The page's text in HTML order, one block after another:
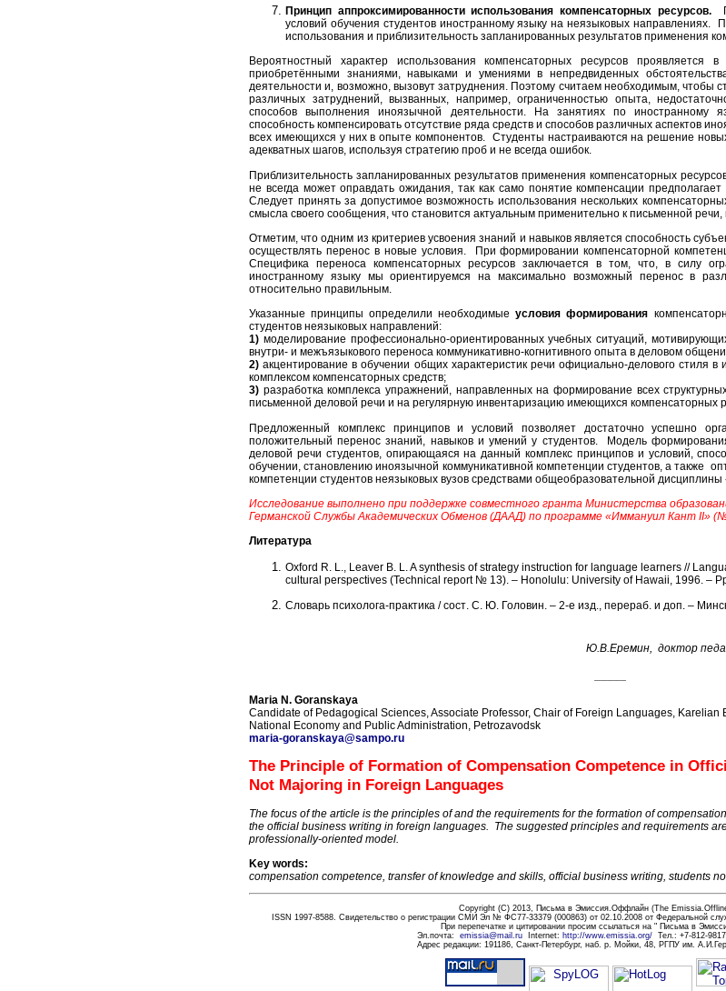
Принцип аппроксимированности использования компенсаторных ресурсов.
условий обучения студентов иностранному языку на неязыковых направлениях.
использования и приблизительность запланированных результатов применения
Вероятностный характер использования компенсаторных ресурсов проявляется в
приобретёнными знаниями, навыками и умениями в непредвиденных
деятельности и, возможно, вызовут затруднения. Поэтому считаем необходимым, чтобы
различных затруднений, вызванных, например, ограниченностью опыта,
способов выполнения иноязычной деятельности. На занятиях по иностранному
способность компенсировать отсутствие ряда средств и способов различных аспектов
всех имеющихся у них в опыте компонентов. Студенты настраиваются на решение
адекватных шагов, используя стратегию проб и не всегда ошибок.
Приблизительность запланированных результатов применения компенсаторных
не всегда может оправдать ожидания, так как само понятие компенсации
Следует принять за допустимое возможность использования нескольких
смысла своего сообщения, что становится актуальным применительно к письменной речи,
Отметим, что одним из критериев усвоения знаний и навыков является способность
осуществлять перенос в новые условия. При формировании компенсаторной
Специфика переноса компенсаторных ресурсов заключается в том, что, в силу
иностранному языку мы ориентируемся на максимально возможный перенос в
относительно правильным.
Указанные принципы определили необходимыеусловия формирования
студентов неязыковых направлений:
1) моделирование профессионально-ориентированных учебных ситуаций,
внутри- и межъязыкового переноса коммуникативно-когнитивного опыта в деловом
2)акцентирование в обучении общих характеристик речи официально-делового стиля
комплексом компенсаторных средств;
3) разработка комплекса упражнений, направленных на формирование всех
письменной деловой речи и на регулярную инвентаризацию имеющихся компенсаторных
Предложенный комплекс принципов и условий позволяет достаточно успешно
положительный перенос знаний, навыков и умений у студентов. Модель
деловой речи студентов, опирающаяся на данный комплекс принципов и условий,
обучении, становлению иноязычной коммуникативной компетенции студентов, а также
компетенции студентов неязыковых вузов средствами общеобразовательной
Исследование выполнено при поддержке совместного гранта Министерства
Германской Службы Академических Обменов (ДААД) по программе «Иммануил Кант II»
Литература
Oxford R. L., Leaver B. L. A synthesis of strategy instruction for language learners //
cultural perspectives (Technical report № 13). – Honolulu: University of Hawaii, 1996. –
Словарь психолога-практика /сост. С. Ю. Головин. – 2-е изд., перераб. и доп. –
Ю.В.Еремин, доктор
Maria N. Goranskaya
Candidate of Pedagogical Sciences, Associate Professor, Chair of Foreign Languages,
National Economy and Public Administration, Petrozavodsk
maria-goranskaya@sampo.ru
The Principle of Formation of Compensation Competence in
Not Majoring in Foreign Languages
The focus of the article is the principles of and the requirements for the formation of
the official business writing in foreign languages. The suggested principles and requirements
professionally-oriented model.
Key words:
compensation competence, transfer of knowledge and skills, official business writing, students
Copyright (C) 2013, Письма в Эмиссия.Оффлайн (The
ISSN 1997-8588. Свидетельство о регистрации СМИ Эл № ФС77-33379 (000863) от 02.10.2008 от Федеральной
При перепечатке и цитировании просим ссылаться на " Письма в
Эл.почта: emissia@mail.ru Internet: http://www.emissia.org/ Тел.: +7-812-
Адрес редакции: 191186, Санкт-Петербург, наб. р. Мойки, 48, РГПУ им.